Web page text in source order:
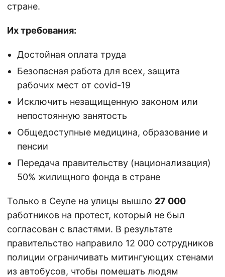
стране.
Их требования:
Достойная оплата труда
Безопасная работа для всех, защита
рабочих мест от covid-19
Исключить незащищенную законом или
непостоянную занятость
Общедоступные медицина, образование и
пенсии
Передача правительству (национализация)
50% жилищного фонда в стране
Только в Сеуле на улицы вышло 27 000
работников на протест, который не был
согласован с властями. В результате
правительство направило 12 000 сотрудников
полиции ограничивать митингующих стенами
из автобусов, чтобы помешать людям